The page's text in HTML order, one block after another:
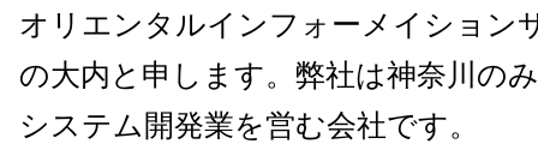
オリエンタルインフォーメイション
の大内と申します。弊社は神奈川の
システム開発業を営む会社です。